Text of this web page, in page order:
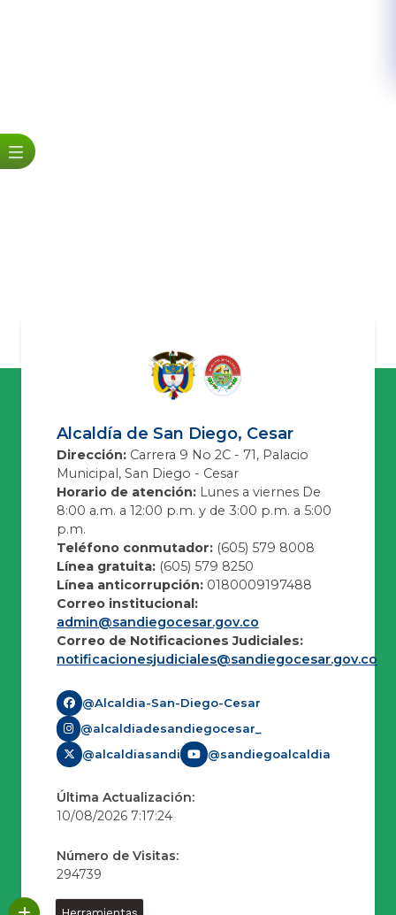
Alcaldía de San Diego, Cesar
Dirección: Carrera 9 No 2C - 71, Palacio
Municipal, San Diego - Cesar
Horario de atención: Lunes a viernes De
8:00 a.m. a 12:00 p.m. y de 3:00 p.m. a 5:00
p.m.
Teléfono conmutador: (605) 579 8008
Línea gratuita: (605) 579 8250
Línea anticorrupción: 0180009197488
Correo institucional:
admin@sandiegocesar.gov.co
Correo de Notificaciones Judiciales:
notificacionesjudiciales@sandiegocesar.gov.co
@Alcaldia-San-Diego-Cesar
@alcaldiadesandiegocesar_
@alcaldiasandi
@sandiegoalcaldia
Última Actualización:
10/08/2026 7:17:24
Número de Visitas:
294739